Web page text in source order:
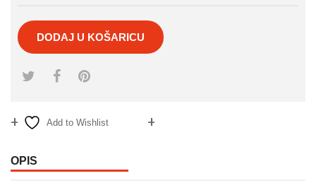
DODAJ U KOŠARICU
Add to Wishlist
OPIS